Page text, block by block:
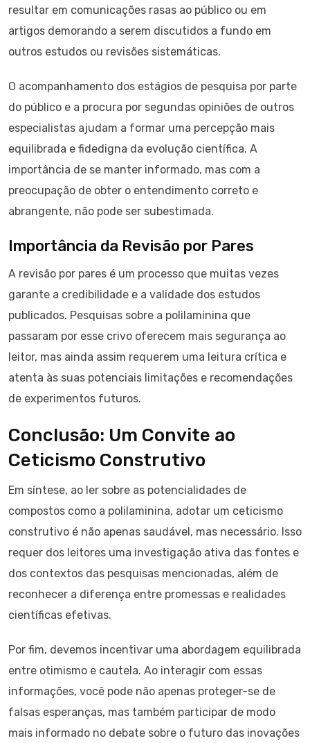
resultar em comunicações rasas ao público ou em
artigos demorando a serem discutidos a fundo em
outros estudos ou revisões sistemáticas.
O acompanhamento dos estágios de pesquisa por parte
do público e a procura por segundas opiniões de outros
especialistas ajudam a formar uma percepção mais
equilibrada e fidedigna da evolução científica. A
importância de se manter informado, mas com a
preocupação de obter o entendimento correto e
abrangente, não pode ser subestimada.
Importância da Revisão por Pares
A revisão por pares é um processo que muitas vezes
garante a credibilidade e a validade dos estudos
publicados. Pesquisas sobre a polilaminina que
passaram por esse crivo oferecem mais segurança ao
leitor, mas ainda assim requerem uma leitura crítica e
atenta às suas potenciais limitações e recomendações
de experimentos futuros.
Conclusão: Um Convite ao
Ceticismo Construtivo
Em síntese, ao ler sobre as potencialidades de
compostos como a polilaminina, adotar um ceticismo
construtivo é não apenas saudável, mas necessário. Isso
requer dos leitores uma investigação ativa das fontes e
dos contextos das pesquisas mencionadas, além de
reconhecer a diferença entre promessas e realidades
científicas efetivas.
Por fim, devemos incentivar uma abordagem equilibrada
entre otimismo e cautela. Ao interagir com essas
informações, você pode não apenas proteger-se de
falsas esperanças, mas também participar de modo
mais informado no debate sobre o futuro das inovações